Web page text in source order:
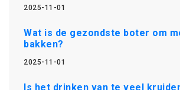
2025-11-01
Wat is de gezondste boter om
bakken?
2025-11-01
Is het drinken van te veel